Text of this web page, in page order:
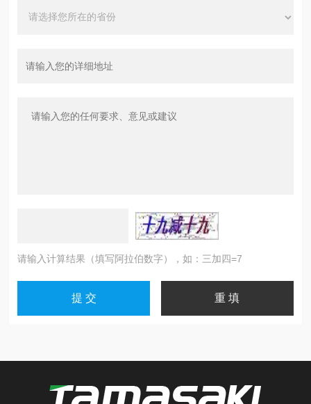
请输入计算结果（填写阿拉伯数字），如：三加四=7